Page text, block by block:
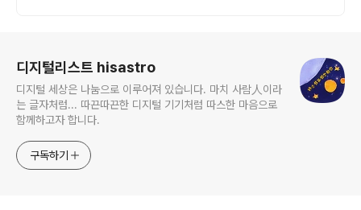
디지털리스트 hisastro
디지털 세상은 나눔으로 이루어져 있습니다. 마치 사람人이라
는 글자처럼... 따끈따끈한 디지털 기기처럼 따스한 마음으로
함께하고자 합니다.
구독하기